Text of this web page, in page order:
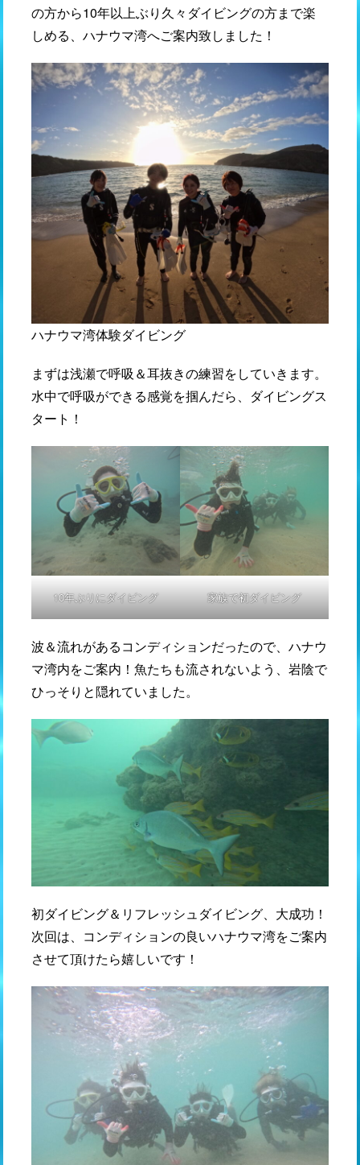
の方から10年以上ぶり久々ダイビングの方まで楽
しめる、ハナウマ湾へご案内致しました！
ハナウマ湾体験ダイビング
まずは浅瀬で呼吸＆耳抜きの練習をしていきます。
水中で呼吸ができる感覚を掴んだら、ダイビングス
タート！
10年ぶりにダイビング 家族で初ダイビング
波＆流れがあるコンディションだったので、ハナウ
マ湾内をご案内！魚たちも流されないよう、岩陰で
ひっそりと隠れていました。
初ダイビング＆リフレッシュダイビング、大成功！
次回は、コンディションの良いハナウマ湾をご案内
させて頂けたら嬉しいです！